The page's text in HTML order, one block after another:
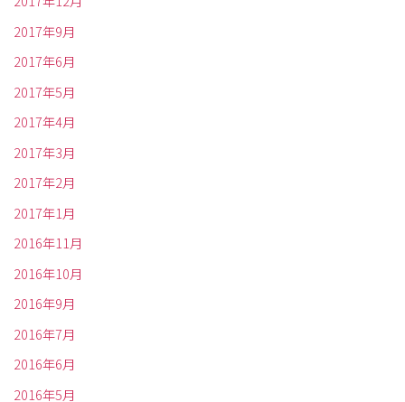
2017年9月
2017年6月
2017年5月
2017年4月
2017年3月
2017年2月
2017年1月
2016年11月
2016年10月
2016年9月
2016年7月
2016年6月
2016年5月